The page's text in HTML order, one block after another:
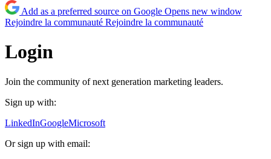
Add as a preferred source on Google Opens new window
Rejoindre la communauté Rejoindre la communauté
Login
Join the community of next generation marketing leaders.
Sign up with:
LinkedInGoogleMicrosoft
Or sign up with email: